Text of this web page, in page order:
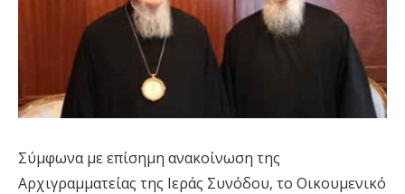
Σύμφωνα με επίσημη ανακοίνωση της
Αρχιγραμματείας της Ιεράς Συνόδου, το Οικουμενικό